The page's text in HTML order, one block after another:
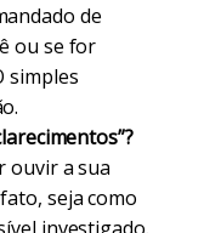
de
ou se for
simples
ouvir a sua
seja como